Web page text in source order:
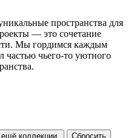
пространства для
— это сочетание
Мы гордимся каждым
частью чьего-то уютного
Сбросить